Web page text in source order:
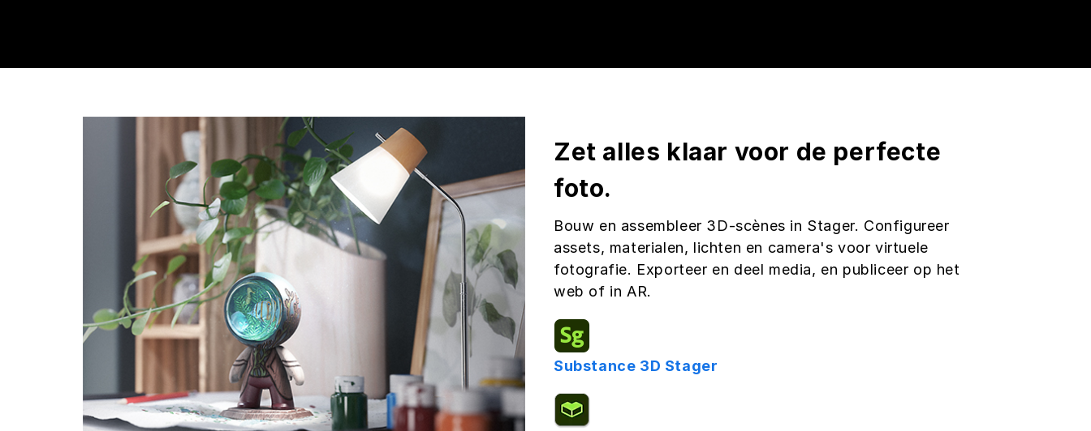
Zet alles klaar voor de perfecte
foto.
Bouw en assembleer 3D-scènes in Stager. Configureer
assets, materialen, lichten en camera's voor virtuele
fotografie. Exporteer en deel media, en publiceer op het
web of in AR.
Substance 3D Stager